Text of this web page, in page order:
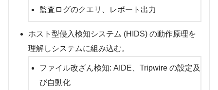
監査ログのクエリ、レポート出力
ホスト型侵入検知システム (HIDS) の動作原理を
理解しシステムに組み込む。
ファイル改ざん検知: AIDE、Tripwire の設定及
び自動化